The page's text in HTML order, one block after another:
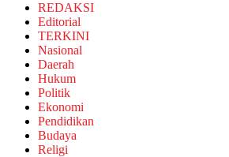
REDAKSI
Editorial
TERKINI
Nasional
Daerah
Hukum
Politik
Ekonomi
Pendidikan
Budaya
Religi